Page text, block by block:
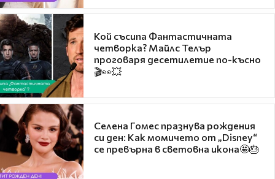
Кой съсипа Фантастичната
четворка? Майлс Телър
проговаря десетилетие по-късно
🎬👀💥
Селена Гомес празнува рождения
си ден: Как момичето от „Disney“
се превърна в световна икона🤩🎂